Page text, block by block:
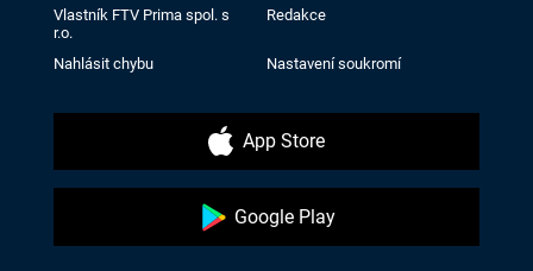
Vlastník FTV Prima spol. s
r.o.
Redakce
Nahlásit chybu Nastavení soukromí
App Store
Google Play